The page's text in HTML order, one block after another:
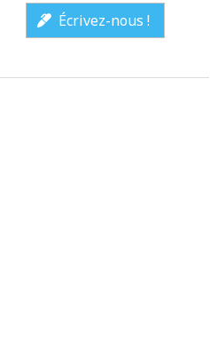
Écrivez-nous !